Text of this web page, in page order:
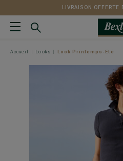
LIVRAISON OFFERTE
Accueil Looks Look Printemps-Eté